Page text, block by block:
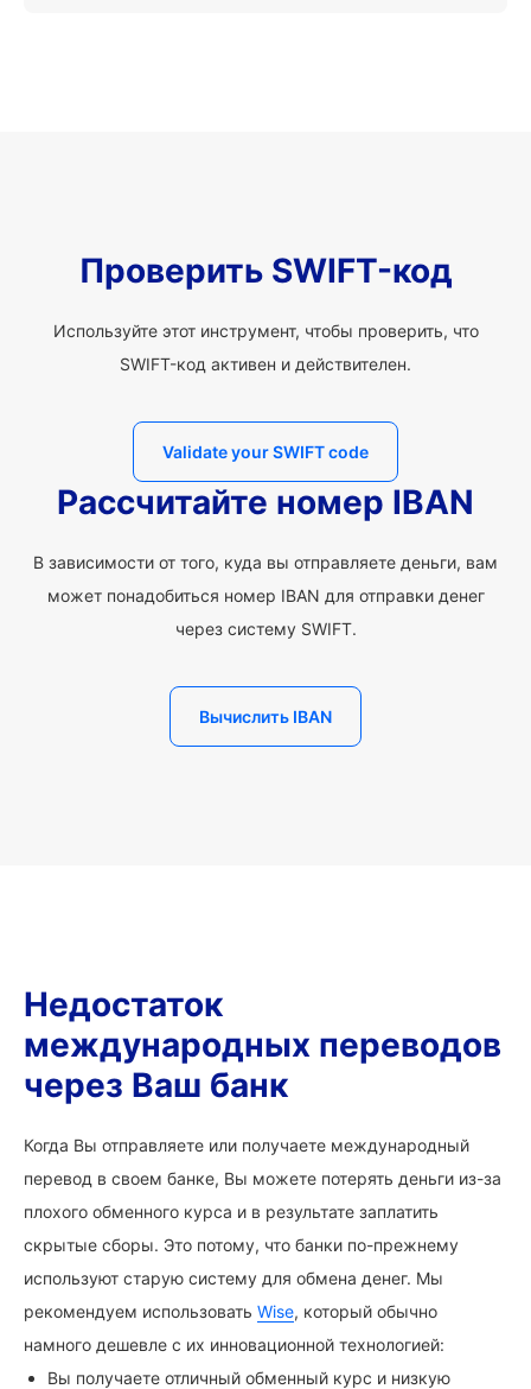
Проверить SWIFT-код
Используйте этот инструмент, чтобы проверить, что
SWIFT-код активен и действителен.
Validate your SWIFT code
Рассчитайте номер IBAN
В зависимости от того, куда вы отправляете деньги, вам
может понадобиться номер IBAN для отправки денег
через систему SWIFT.
Вычислить IBAN
Недостаток
международных переводов
через Ваш банк
Когда Вы отправляете или получаете международный
перевод в своем банке, Вы можете потерять деньги из-за
плохого обменного курса и в результате заплатить
скрытые сборы. Это потому, что банки по-прежнему
используют старую систему для обмена денег. Мы
рекомендуем использовать Wise, который обычно
намного дешевле с их инновационной технологией:
Вы получаете отличный обменный курс и низкую